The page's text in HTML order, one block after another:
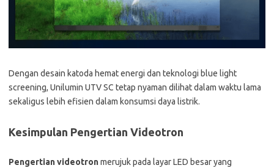
Dengan desain katoda hemat energi dan teknologi blue light
screening, Unilumin UTV SC tetap nyaman dilihat dalam waktu lama
sekaligus lebih efisien dalam konsumsi daya listrik.
Kesimpulan Pengertian Videotron
Pengertian videotronmerujuk pada layar LED besar yang